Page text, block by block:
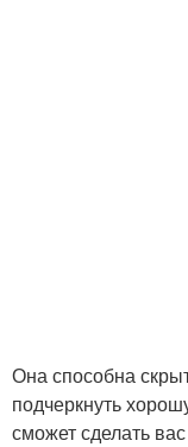
Она способна
подчеркнуть
сможет сделать